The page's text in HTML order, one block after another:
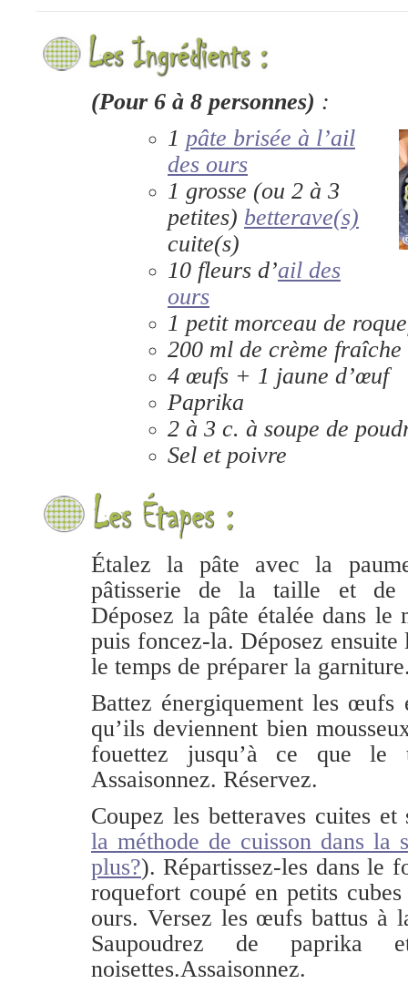
(Pour 6 à 8 personnes) :
1 pâte brisée à l’ail
des ours
1 grosse (ou 2 à 3
petites) betterave(s)
cuite(s)
10 fleurs d’ail des
ours
1 petit morceau de
200 ml de crème fraîche
4 œufs + 1 jaune d’œuf
Paprika
2 à 3 c. à soupe de
Sel et poivre
Étalez la pâte avec la
pâtisserie de la taille et de
Déposez la pâte étalée dans le
puis foncez-la. Déposez
le temps de préparer la
Battez énergiquement les œufs
qu’ils deviennent bien
fouettez jusqu’à ce que le
Assaisonnez. Réservez.
Coupez les betteraves cuites et
la méthode de cuisson dans la
plus?). Répartissez-les dans le
roquefort coupé en petits
ours. Versez les œufs battus à
Saupoudrez de
noisettes.Assaisonnez.